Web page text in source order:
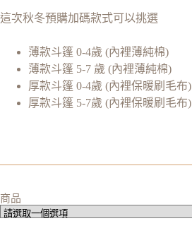
這次秋冬預購加碼款式可以挑選
薄款斗篷 0-4歲 (內裡薄純棉)
薄款斗篷 5-7 歲 (內裡薄純棉)
厚款斗篷 0-4歲 (內裡保暖刷毛布)
厚款斗篷 5-7歲 (內裡保暖刷毛布)
商品